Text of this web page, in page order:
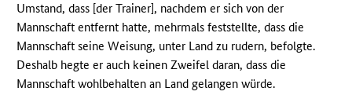
Umstand, dass [der Trainer], nachdem er sich von der
Mannschaft entfernt hatte, mehrmals feststellte, dass die
Mannschaft seine Weisung, unter Land zu rudern, befolgte.
Deshalb hegte er auch keinen Zweifel daran, dass die
Mannschaft wohlbehalten an Land gelangen würde.